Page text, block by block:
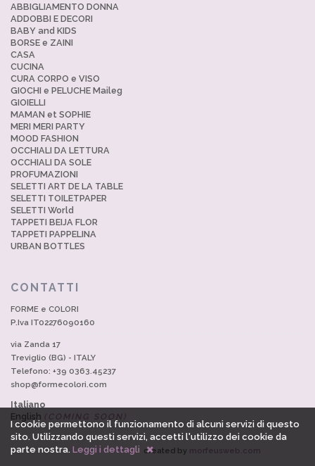
ABBIGLIAMENTO DONNA
ADDOBBI E DECORI
BABY and KIDS
BORSE e ZAINI
CASA
CUCINA
CURA CORPO e VISO
GIOCHI e PELUCHE Maileg
GIOIELLI
MAMAN et SOPHIE
MERI MERI PARTY
MOOD FASHION
OCCHIALI DA LETTURA
OCCHIALI DA SOLE
PROFUMAZIONI
SELETTI ART DE LA TABLE
SELETTI TOILETPAPER
SELETTI World
TAPPETI BEIJA FLOR
TAPPETI PAPPELINA
URBAN BOTTLES
CONTATTI
FORME e COLORI
P.Iva IT02276090160
via Zanda 17
Treviglio (BG) - ITALY
Telefono: +39 0363.45237
shop@formecolori.com
Italiano
English (COMING SOON)
created by morfeusweb.com
I cookie permettono il funzionamento di alcuni servizi di questo
sito. Utilizzando questi servizi, accetti l'utilizzo dei cookie da
parte nostra. Leggi i dettagli